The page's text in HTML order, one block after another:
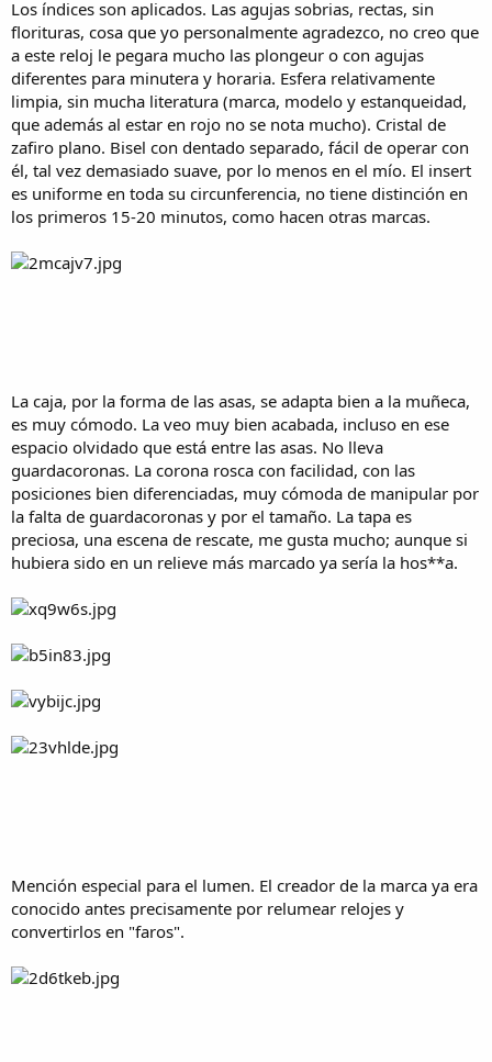
Los índices son aplicados. Las agujas sobrias, rectas, sin
florituras, cosa que yo personalmente agradezco, no creo que
a este reloj le pegara mucho las plongeur o con agujas
diferentes para minutera y horaria. Esfera relativamente
limpia, sin mucha literatura (marca, modelo y estanqueidad,
que además al estar en rojo no se nota mucho). Cristal de
zafiro plano. Bisel con dentado separado, fácil de operar con
él, tal vez demasiado suave, por lo menos en el mío. El insert
es uniforme en toda su circunferencia, no tiene distinción en
los primeros 15-20 minutos, como hacen otras marcas.
La caja, por la forma de las asas, se adapta bien a la muñeca,
es muy cómodo. La veo muy bien acabada, incluso en ese
espacio olvidado que está entre las asas. No lleva
guardacoronas. La corona rosca con facilidad, con las
posiciones bien diferenciadas, muy cómoda de manipular por
la falta de guardacoronas y por el tamaño. La tapa es
preciosa, una escena de rescate, me gusta mucho; aunque si
hubiera sido en un relieve más marcado ya sería la hos**a.
Mención especial para el lumen. El creador de la marca ya era
conocido antes precisamente por relumear relojes y
convertirlos en "faros".